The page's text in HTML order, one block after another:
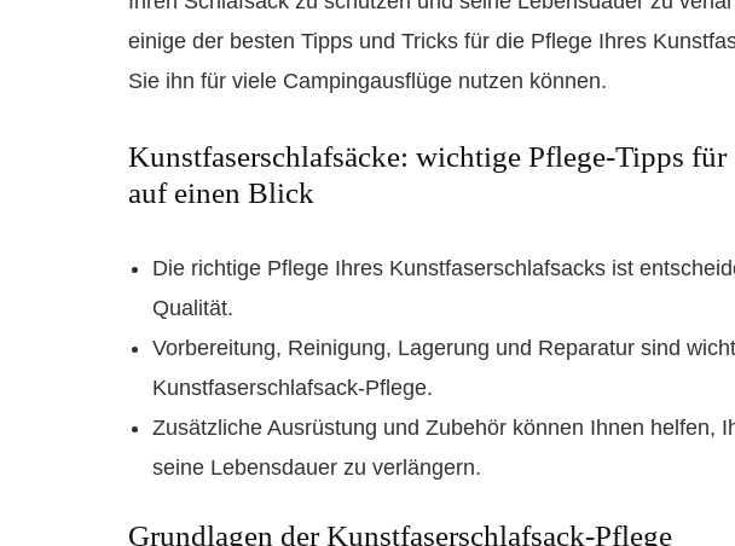
einige der besten Tipps und Tricks für die Pflege Ihres
Sie ihn für viele Campingausflüge nutzen können.
Kunstfaserschlafsäcke: wichtige Pflege-Tipps für
auf einen Blick
Die richtige Pflege Ihres Kunstfaserschlafsacks ist
Qualität.
Vorbereitung, Reinigung, Lagerung und Reparatur sind
Kunstfaserschlafsack-Pflege.
Zusätzliche Ausrüstung und Zubehör können Ihnen helfen,
seine Lebensdauer zu verlängern.
Grundlagen der Kunstfaserschlafsack-Pflege